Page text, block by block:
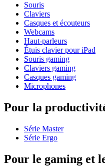
Souris
Claviers
Casques et écouteurs
Webcams
Haut-parleurs
Étuis clavier pour iPad
Souris gaming
Claviers gaming
Casques gaming
Microphones
Pour la
Série Master
Série Ergo
Pour le gaming et